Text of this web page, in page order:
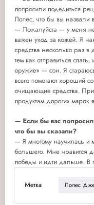
попросили подедиться
Лопес, что бы вы назвали
— Пожалуйста — у меня
важен уход за кожей. Я
средства несколько раз
тем как отправиться
оружие» — сон. Я
всего помогают хороший
очищающие средства.
продуктам дорогих марок
— Если бы вас
что бы вы сказали?
— Я многому научилась и
большего. Мне нравится
победы и идти дальше. В
Метка Лопес